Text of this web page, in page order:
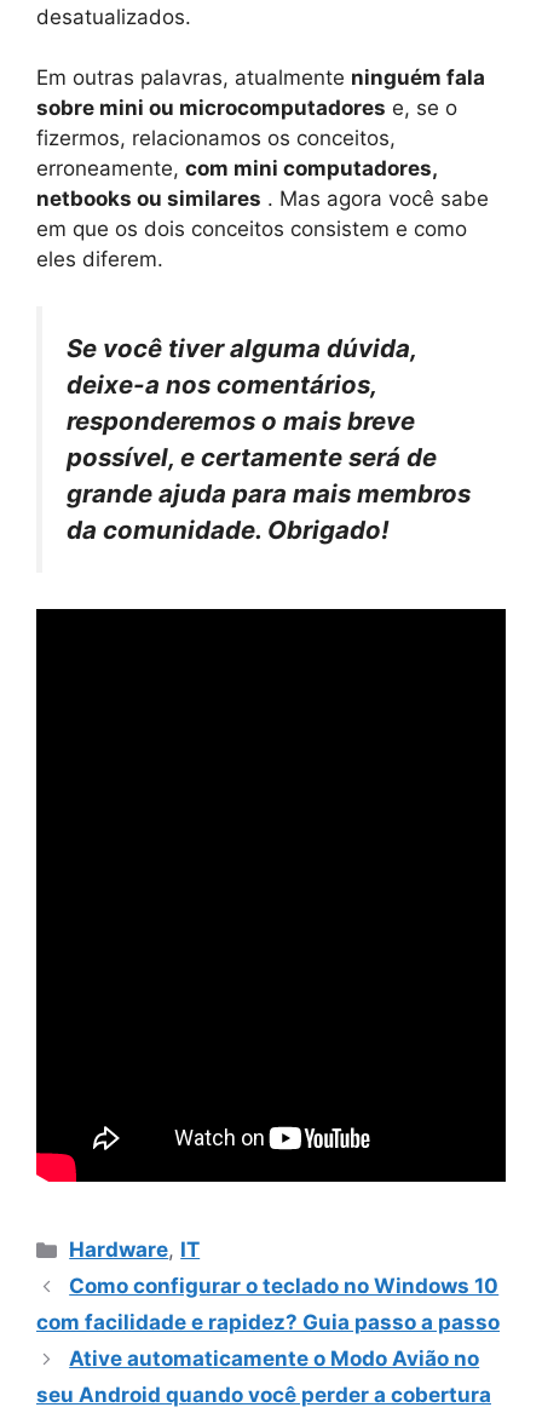
desatualizados.
Em outras palavras, atualmente ninguém fala
sobre mini ou microcomputadores e, se o
fizermos, relacionamos os conceitos,
erroneamente, com mini computadores,
netbooks ou similares . Mas agora você sabe
em que os dois conceitos consistem e como
eles diferem.
Se você tiver alguma dúvida,
deixe-a nos comentários,
responderemos o mais breve
possível, e certamente será de
grande ajuda para mais membros
da comunidade. Obrigado!
Categorias
Hardware, IT
Como configurar o teclado no Windows 10
com facilidade e rapidez? Guia passo a passo
Ative automaticamente o Modo Avião no
seu Android quando você perder a cobertura